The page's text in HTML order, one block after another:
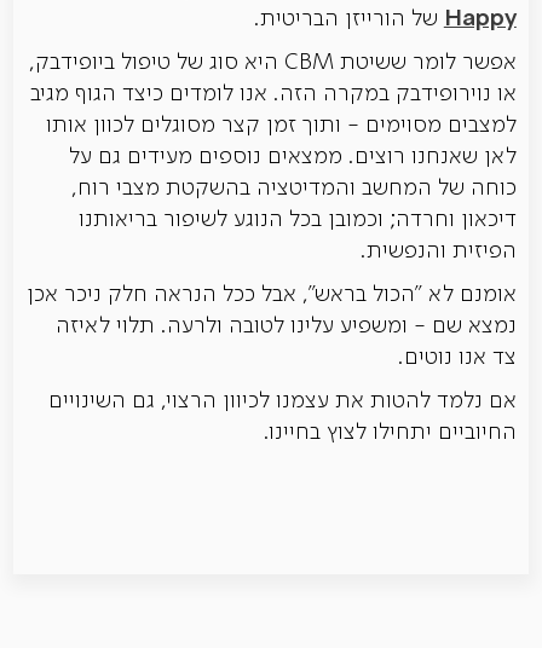
Happy של הורייזן הבריטית.
אפשר לומר ששיטת CBM היא סוג של טיפול ביופידבק,
או נוירופידבק במקרה הזה. אנו לומדים כיצד הגוף מגיב
למצבים מסוימים - ותוך זמן קצר מסוגלים לכוון אותו
לאן שאנחנו רוצים. ממצאים נוספים מעידים גם על
כוחה של המחשב והמדיטציה בהשקטת מצבי רוח,
דיכאון וחרדה; וכמובן בכל הנוגע לשיפור בריאותנו
הפיזית והנפשית.
אומנם לא "הכול בראש", אבל ככל הנראה חלק ניכר אכן
נמצא שם - ומשפיע עלינו לטובה ולרעה. תלוי לאיזה
צד אנו נוטים.
אם נלמד להטות את עצמנו לכיוון הרצוי, גם השינויים
החיוביים יתחילו לצוץ בחיינו.